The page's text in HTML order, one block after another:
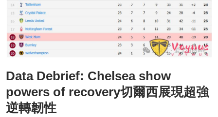
Data Debrief: Chelsea show
powers of recovery切爾西展現超強
逆轉韌性